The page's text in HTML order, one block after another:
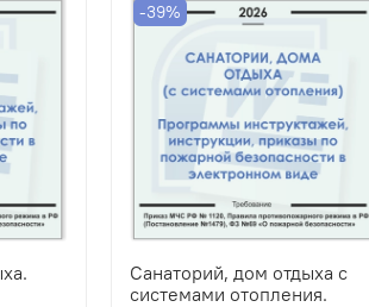
-39%
Санаторий, дом отдыха с
системами отопления.